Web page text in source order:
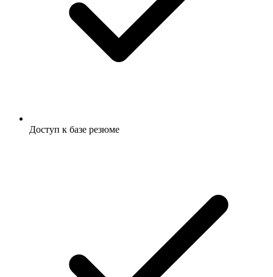
Доступ к базе резюме